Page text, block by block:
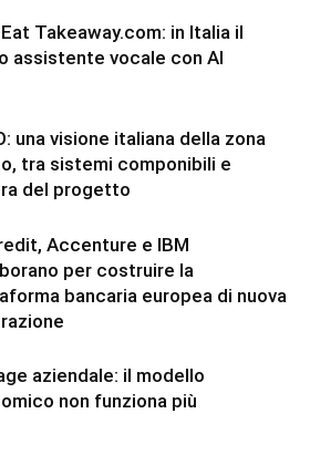
Takeaway.com: in Italia il
assistente vocale con AI
una visione italiana della zona
tra sistemi componibili e
del progetto
Accenture e IBM
per costruire la
bancaria europea di nuova
aziendale: il modello
non funziona più